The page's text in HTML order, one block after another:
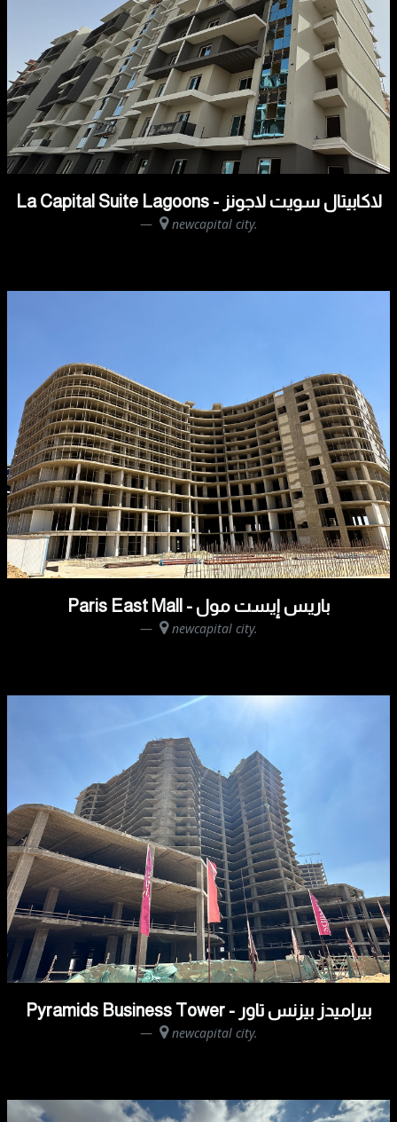
La Capital Suite Lagoons - لاكابيتال سويت لاجونز
newcapital city.
Paris East Mall - باريس إيست مول
newcapital city.
Pyramids Business Tower - بيراميدز بيزنس تاور
newcapital city.